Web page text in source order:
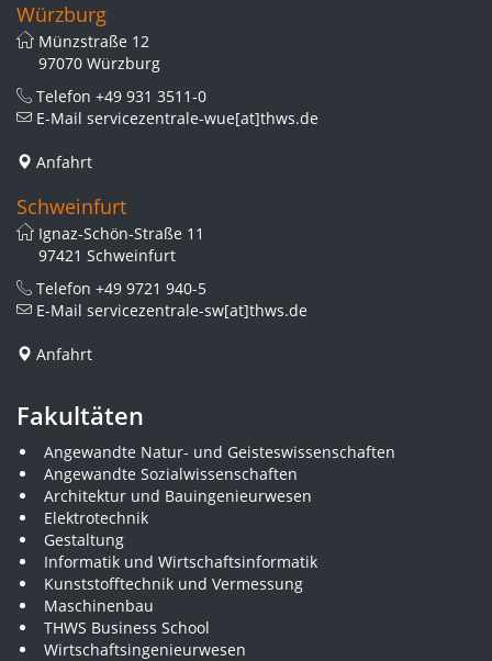
Würzburg
Münzstraße 12
97070 Würzburg
Telefon +49 931 3511-0
E-Mail servicezentrale-wue[at]thws.de
Anfahrt
Schweinfurt
Ignaz-Schön-Straße 11
97421 Schweinfurt
Telefon +49 9721 940-5
E-Mail servicezentrale-sw[at]thws.de
Anfahrt
Fakultäten
Angewandte Natur- und Geisteswissenschaften
Angewandte Sozialwissenschaften
Architektur und Bauingenieurwesen
Elektrotechnik
Gestaltung
Informatik und Wirtschaftsinformatik
Kunststofftechnik und Vermessung
Maschinenbau
THWS Business School
Wirtschaftsingenieurwesen